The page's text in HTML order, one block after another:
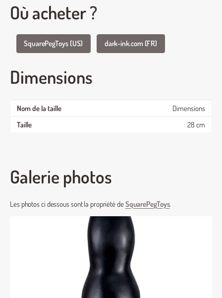
Où acheter ?
SquarePegToys (US) dark-ink.com (FR)
Dimensions
Dimensions
28 cm
Galerie photos
Les photos ci dessous sont la propriété deSquarePegToys.